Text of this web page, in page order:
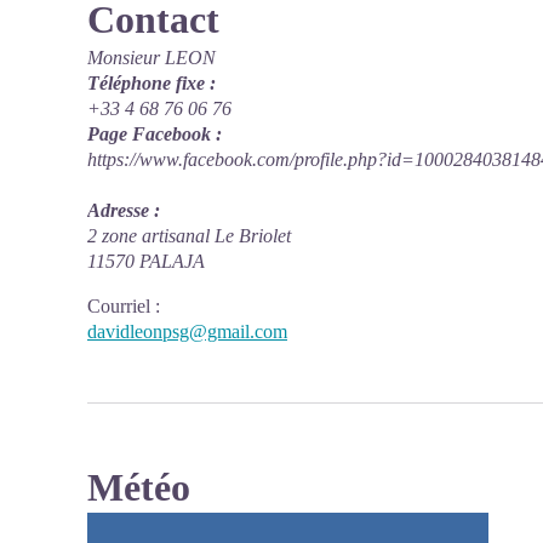
Contact
Monsieur LEON
Téléphone fixe :
+33 4 68 76 06 76
Page Facebook :
https://www.facebook.com/
Adresse :
2 zone artisanal Le Briolet
11570 PALAJA
Courriel :
davidleonpsg@gmail.com
Météo